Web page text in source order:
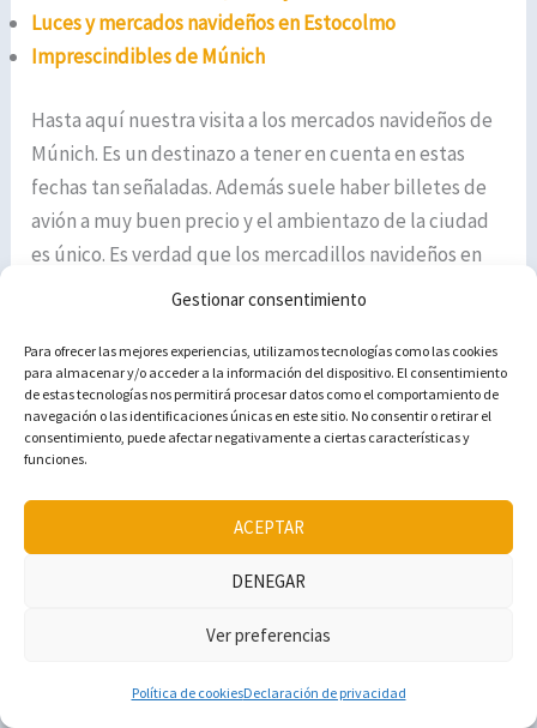
Gestionar consentimiento
Para ofrecer las mejores experiencias, utilizamos tecnologías como las cookies
para almacenar y/o acceder a la información del dispositivo. El consentimiento
de estas tecnologías nos permitirá procesar datos como el comportamiento de
navegación o las identificaciones únicas en este sitio. No consentir o retirar el
consentimiento, puede afectar negativamente a ciertas características y
funciones.
ACEPTAR
DENEGAR
Ver preferencias
Política de cookiesDeclaración de privacidad
Luces y mercados navideños en Estocolmo
Imprescindibles de Múnich
Hasta aquí nuestra visita a los mercados navideños de
Múnich. Es un destinazo a tener en cuenta en estas
fechas tan señaladas. Además suele haber billetes de
avión a muy buen precio y el ambientazo de la ciudad
es único. Es verdad que los mercadillos navideños en
Alemania son de otro nivel, por lo que no podemos más
¿Y tú? ¿Conoces Múnich y sus mercadillos de Navidad?
¿Cuál de todos los que hemos descrito te ha llamado
más la atención? ¡Cuéntanos tu experiencia!
¡Esperamos tus comentarios!
Instagram
TikTok
Facebook
Amazon